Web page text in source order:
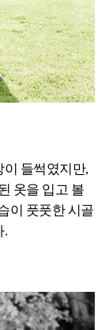
이 들썩였지만,
옷을 입고 볼
이 풋풋한 시골
.